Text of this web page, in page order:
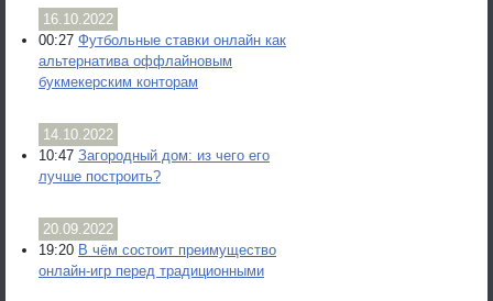
16.10.2022
00:27 Футбольные ставки онлайн как
альтернатива оффлайновым
букмекерским конторам
14.10.2022
10:47 Загородный дом: из чего его
лучше построить?
20.09.2022
19:20 В чём состоит преимущество
онлайн-игр перед традиционными